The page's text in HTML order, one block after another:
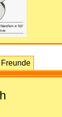
Freunde